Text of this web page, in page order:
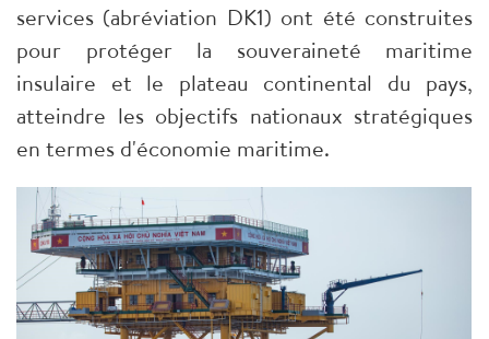
services (abréviation DK1) ont été construites
pour protéger la souveraineté maritime
insulaire et le plateau continental du pays,
atteindre les objectifs nationaux stratégiques
en termes d'économie maritime.